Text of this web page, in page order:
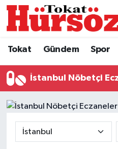
Tokat Gündem Spor
İstanbul Nöbetçi
Türkiye Gündemi
Gündem
Spor
Hava Durumu
Tokat Namaz Vakitleri
Süper Lig Puan